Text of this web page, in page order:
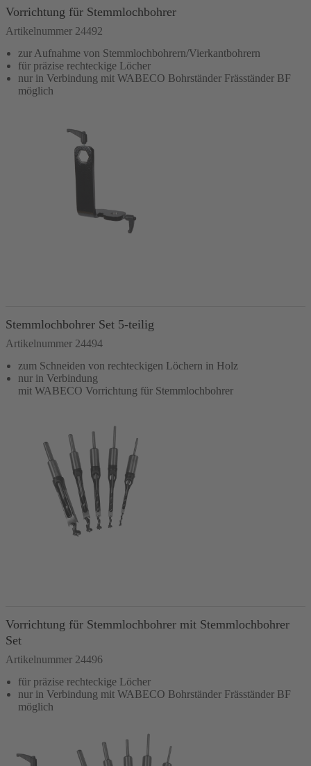
Vorrichtung für Stemmlochbohrer
Artikelnummer 24492
zur Aufnahme von Stemmlochbohrern/Vierkantbohrern
für präzise rechteckige Löcher
nur in Verbindung mit WABECO Bohrständer Fräsständer BF
möglich
Stemmlochbohrer Set 5-teilig
Artikelnummer 24494
zum Schneiden von rechteckigen Löchern in Holz
nur in Verbindung
mit WABECO Vorrichtung für Stemmlochbohrer
Vorrichtung für Stemmlochbohrer mit Stemmlochbohrer
Set
Artikelnummer 24496
für präzise rechteckige Löcher
nur in Verbindung mit WABECO Bohrständer Fräsständer BF
möglich